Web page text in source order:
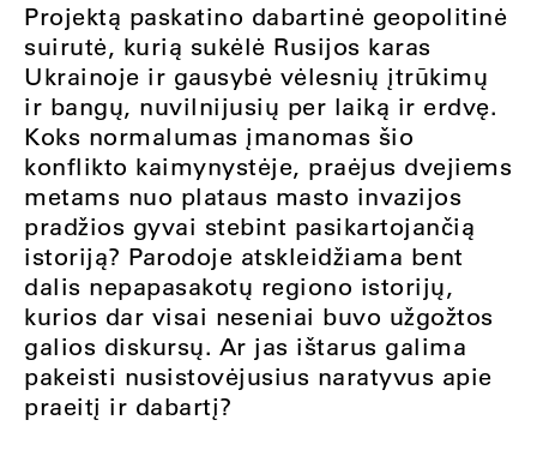
Projektą paskatino dabartinė geopolitinė
suirutė, kurią sukėlė Rusijos karas
Ukrainoje ir gausybė vėlesnių įtrūkimų
ir bangų, nuvilnijusių per laiką ir erdvę.
Koks normalumas įmanomas šio
konflikto kaimynystėje, praėjus dvejiems
metams nuo plataus masto invazijos
pradžios gyvai stebint pasikartojančią
istoriją? Parodoje atskleidžiama bent
dalis nepapasakotų regiono istorijų,
kurios dar visai neseniai buvo užgožtos
galios diskursų. Ar jas ištarus galima
pakeisti nusistovėjusius naratyvus apie
praeitį ir dabartį?